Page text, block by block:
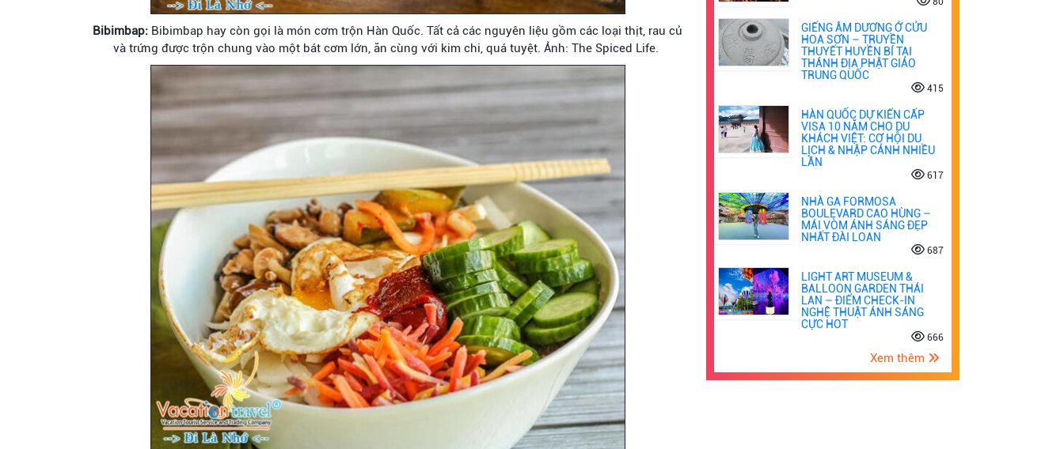
Bibimbap: Bibimbap hay còn gọi là món cơm trộn Hàn Quốc. Tất cả các nguyên liệu gồm các loại thịt, rau củ
và trứng được trộn chung vào một bát cơm lớn, ăn cùng với kim chi, quá tuyệt. Ảnh: The Spiced Life.
GIẾNG ÂM DƯƠNG Ở CỬU
HOA SƠN – TRUYỀN
THUYẾT HUYỀN BÍ TẠI
THÁNH ĐỊA PHẬT GIÁO
TRUNG QUỐC
415
HÀN QUỐC DỰ KIẾN CẤP
VISA 10 NĂM CHO DU
KHÁCH VIỆT: CƠ HỘI DU
LỊCH & NHẬP CẢNH NHIỀU
LẦN
617
NHÀ GA FORMOSA
BOULEVARD CAO HÙNG –
MÁI VÒM ÁNH SÁNG ĐẸP
NHẤT ĐÀI LOAN
687
LIGHT ART MUSEUM &
BALLOON GARDEN THÁI
LAN – ĐIỂM CHECK-IN
NGHỆ THUẬT ÁNH SÁNG
CỰC HOT
666
Xem thêm